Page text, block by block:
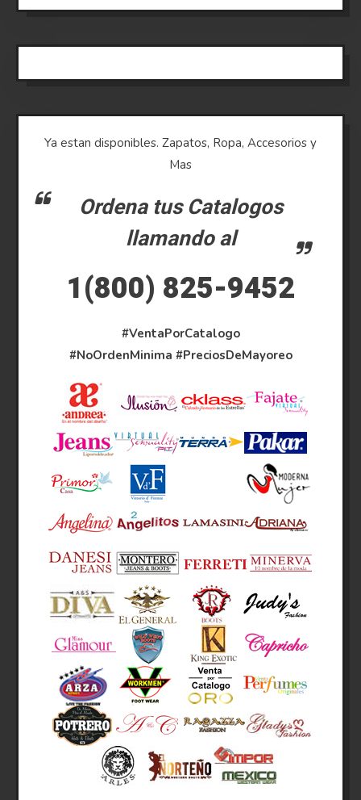
Ya estan disponibles. Zapatos, Ropa, Accesorios y
Mas
Ordena tus Catalogos
llamando al
1(800) 825-9452
#VentaPorCatalogo
#NoOrdenMinima #PreciosDeMayoreo